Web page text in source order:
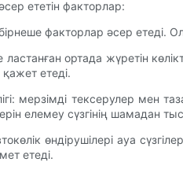
ететін факторлар:
бірнеше факторлар әсер
ортада жүретін
етеді.
мерзімді тексерулер мен
елемеу сүзгінің шамадан
өндірушілері ауа
етеді.